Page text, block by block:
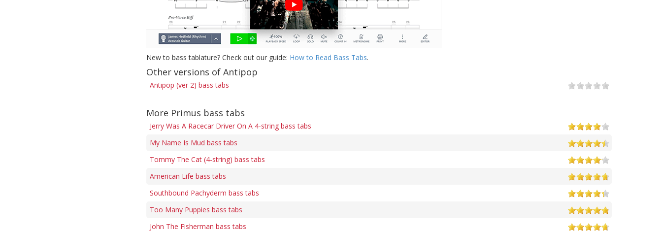
New to bass tablature? Check out our guide: How to Read Bass Tabs.
Other versions of Antipop
Antipop (ver 2) bass tabs
More Primus bass tabs
Jerry Was A Racecar Driver On A 4-string bass tabs
My Name Is Mud bass tabs
Tommy The Cat (4-string) bass tabs
American Life bass tabs
Southbound Pachyderm bass tabs
Too Many Puppies bass tabs
John The Fisherman bass tabs